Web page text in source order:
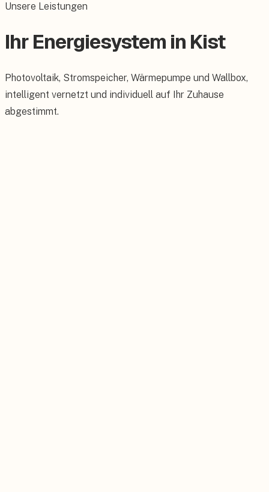
Unsere Leistungen
Ihr Energiesystem in Kist
Photovoltaik, Stromspeicher, Wärmepumpe und Wallbox,
intelligent vernetzt und individuell auf Ihr Zuhause
abgestimmt.